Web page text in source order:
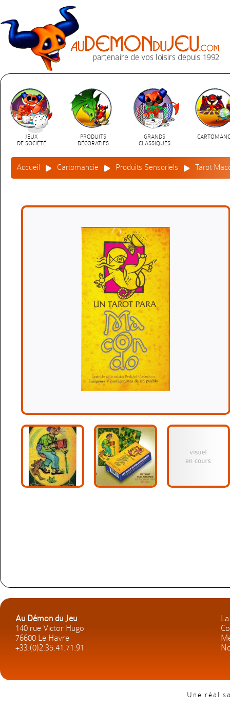
JEUX
DE SOCIÉTÉ
PRODUITS
DÉCORATIFS
GRANDS
CLASSIQUES
Accueil Cartomancie Produits Sensoriels Tarot
Au Démon du Jeu
140 rue Victor Hugo
76600 Le Havre
+33.(0)2.35.41.71.91
Une